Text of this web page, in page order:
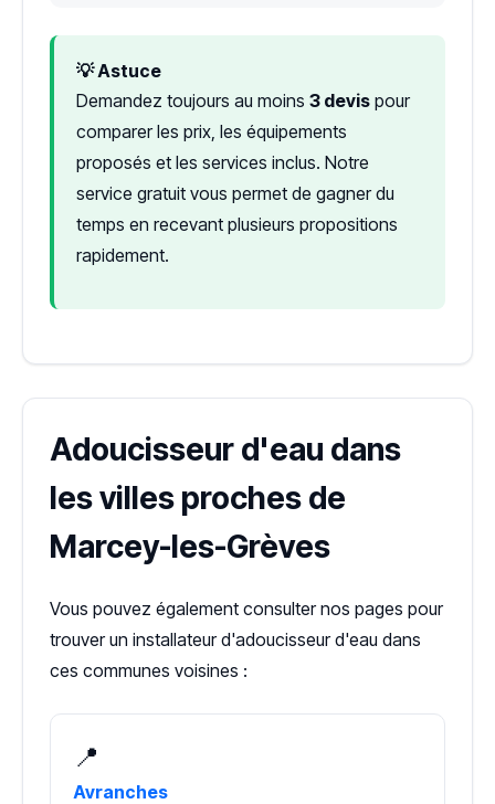
💡 Astuce
Demandez toujours au moins 3 devis pour
comparer les prix, les équipements
proposés et les services inclus. Notre
service gratuit vous permet de gagner du
temps en recevant plusieurs propositions
rapidement.
Adoucisseur d'eau dans
les villes proches de
Marcey-les-Grèves
Vous pouvez également consulter nos pages pour
trouver un installateur d'adoucisseur d'eau dans
ces communes voisines :
📍
Avranches